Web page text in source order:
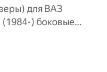
для ВАЗ
) боковые